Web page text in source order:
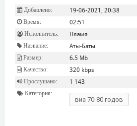
Добавлено: 19-06-2021, 20:38
Время: 02:51
Исполнитель: Пламя
Название: Аты-Баты
Размер: 6.5 Mb
Качество: 320 kbps
Прослушано: 1 143
Категория:
виа 70-80 годов